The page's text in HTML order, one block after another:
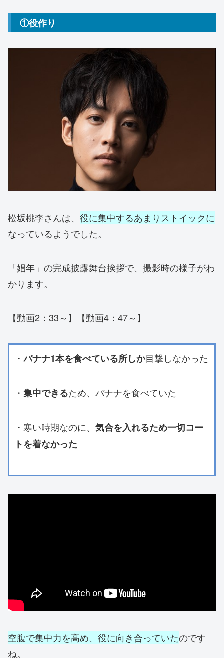
①役作り
松坂桃李さんは、 役に集中するあまりストイックに
なっているようでした。
「娼年」の完成披露舞台挨拶で、撮影時の様子がわ
かります。
【動画2：33～】【動画4：47～】
・バナナ1本を食べている所しか目撃しなかった
・ 集中できるため、バナナを食べていた
・寒い時期なのに、 気合を入れるため一切コー
トを着なかった
空腹で集中力を高め、役に向き合っていたのです
ね。